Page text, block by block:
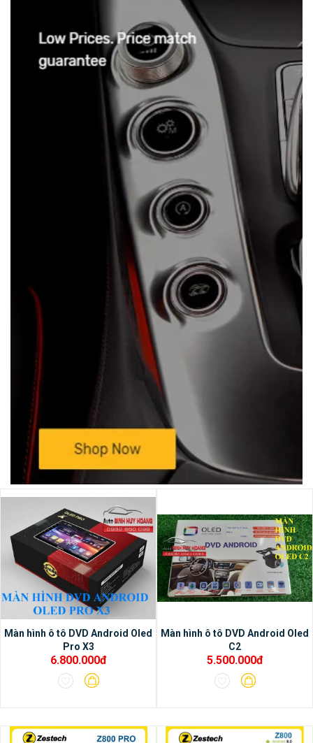
Màn hình ô tô DVD Android Oled
Pro X3
6.800.000đ
Màn hình ô tô DVD Android Oled
C2
5.500.000đ